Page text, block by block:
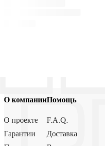
О компании
О проекте
Гарантии
Помощь
F.A.Q.
Доставка